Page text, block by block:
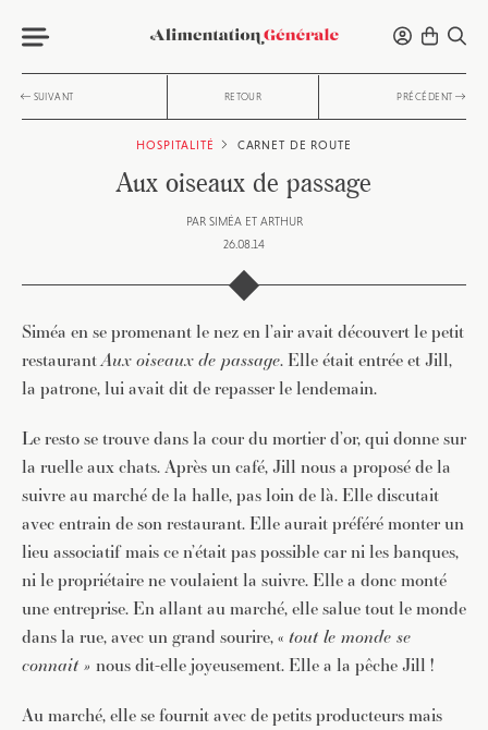
SUIVANT RETOUR PRÉCÉDENT
HOSPITALITÉ CARNET DE ROUTE
Aux oiseaux de passage
PAR SIMÉA ET ARTHUR
26.08.14
Siméa en se promenant le nez en l’air avait découvert le petit
restaurantAux oiseaux de passage. Elle était entrée et Jill,
la patrone, lui avait dit de repasser le lendemain.
Le resto se trouve dans la cour du mortier d’or, qui donne sur
la ruelle aux chats. Après un café, Jill nous a proposé de la
suivre au marché de la halle, pas loin de là. Elle discutait
avec entrain de son restaurant. Elle aurait préféré monter un
lieu associatif mais ce n’était pas possible car ni les banques,
ni le propriétaire ne voulaient la suivre. Elle a donc monté
une entreprise. En allant au marché, elle salue tout le monde
dans la rue, avec un grand sourire, « tout le monde se
connait » nous dit-elle joyeusement. Elle a la pêche Jill !
Au marché, elle se fournit avec de petits producteurs mais